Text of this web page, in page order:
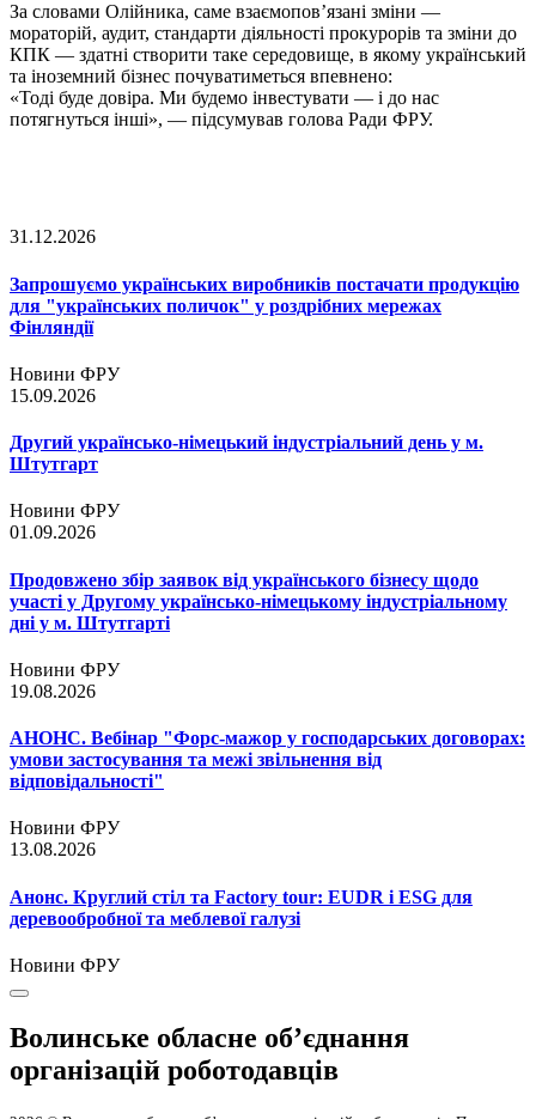
За словами Олійника, саме взаємопов’язані зміни —
мораторій, аудит, стандарти діяльності прокурорів та зміни до
КПК — здатні створити таке середовище, в якому український
та іноземний бізнес почуватиметься впевнено:
«Тоді буде довіра. Ми будемо інвестувати — і до нас
потягнуться інші», — підсумував голова Ради ФРУ.
31.12.2026
Запрошуємо українських виробників постачати продукцію
для "українських поличок" у роздрібних мережах
Фінляндії
Новини ФРУ
15.09.2026
Другий українсько-німецький індустріальний день у м.
Штутгарт
Новини ФРУ
01.09.2026
Продовжено збір заявок від українського бізнесу щодо
участі у Другому українсько-німецькому індустріальному
дні у м. Штутгарті
Новини ФРУ
19.08.2026
АНОНС. Вебінар "Форс-мажор у господарських договорах:
умови застосування та межі звільнення від
відповідальності"
Новини ФРУ
13.08.2026
Анонс. Круглий стіл та Factory tour: EUDR і ESG для
деревообробної та меблевої галузі
Новини ФРУ
Волинське обласне об’єднання
організацій роботодавців